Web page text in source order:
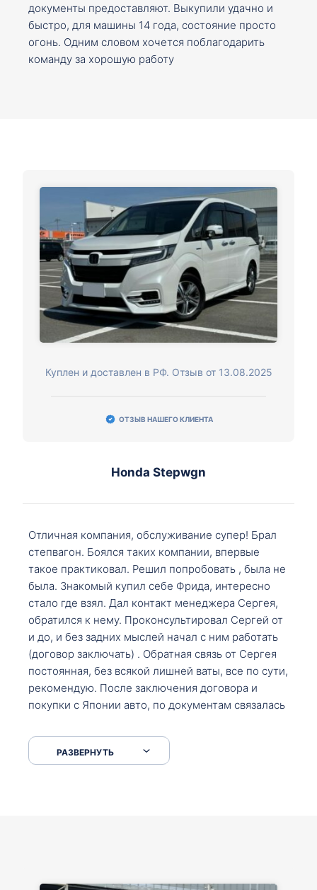
документы предоставляют. Выкупили удачно и
быстро, для машины 14 года, состояние просто
огонь. Одним словом хочется поблагодарить
команду за хорошую работу
Куплен и доставлен в РФ. Отзыв от 13.08.2025
ОТЗЫВ НАШЕГО КЛИЕНТА
Honda Stepwgn
Отличная компания, обслуживание супер! Брал
степвагон. Боялся таких компании, впервые
такое практиковал. Решил попробовать , была не
была. Знакомый купил себе Фрида, интересно
стало где взял. Дал контакт менеджера Сергея,
обратился к нему. Проконсультировал Сергей от
и до, и без задних мыслей начал с ним работать
(договор заключать) . Обратная связь от Сергея
постоянная, без всякой лишней ваты, все по сути,
рекомендую. После заключения договора и
покупки с Японии авто, по документам связалась
что заполнить, куда зайти, образцы и т.д. После
приехал за авто. Меня тепло встретили Сергей с
РАЗВЕРНУТЬ